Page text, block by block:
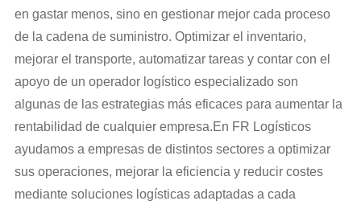
en gastar menos, sino en gestionar mejor cada proceso
de la cadena de suministro. Optimizar el inventario,
mejorar el transporte, automatizar tareas y contar con el
apoyo de un operador logístico especializado son
algunas de las estrategias más eficaces para aumentar la
rentabilidad de cualquier empresa.En FR Logísticos
ayudamos a empresas de distintos sectores a optimizar
sus operaciones, mejorar la eficiencia y reducir costes
mediante soluciones logísticas adaptadas a cada